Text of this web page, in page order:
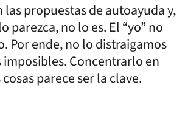
las propuestas de autoayuda y,
parezca, no lo es. El “yo” no
Por ende, no lo distraigamos
Concentrarlo en
parece ser la clave.